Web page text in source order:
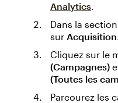
Analytics.
Dans la section
sur Acquisition
Cliquez sur le
(Campagnes)
(Toutes les
Parcourez les